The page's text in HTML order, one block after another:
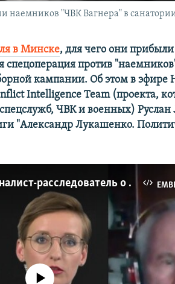
наемников "ЧВК Вагнера" в
в Минске, для чего они прибыли
спецоперация против
кампании. Об этом в эфире
Intelligence Team (проекта,
ЧВК и военных) Руслан
"Александр Лукашенко.
Политолог из Беларуси и журналист-расследователь о спецоперации против "вагнеровцев" в Минске
source currently available